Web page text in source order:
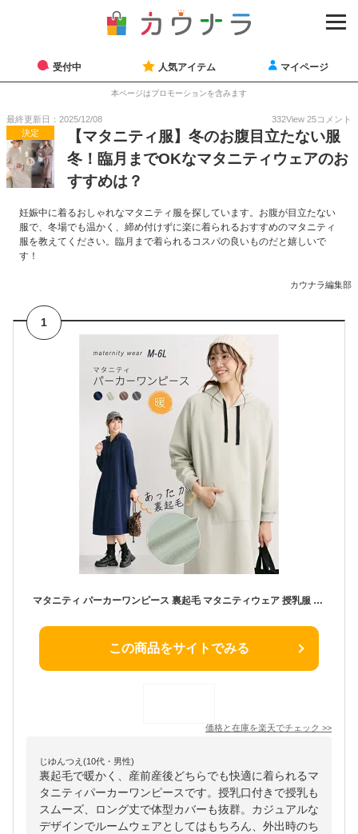
受付中 人気アイテム マイページ
本ページはプロモーションを含みます
最終更新日：2025/12/08 332View 25コメント
決定
【マタニティ服】冬のお腹目立たない服
冬！臨月までOKなマタニティウェアのお
すすめは？
妊娠中に着るおしゃれなマタニティ服を探しています。お腹が目立たない
服で、冬場でも温かく、締め付けずに楽に着られるおすすめのマタニティ
服を教えてください。臨月まで着られるコスパの良いものだと嬉しいで
す！
カウナラ編集部
1
マタニティ パーカーワンピース 裏起毛 マタニティウェア 授乳服 産前 産後 兼用 妊婦 妊娠 ママ ロング丈 ルームワンピース カジュアル 冬服 あったか フード M L LL 3L 4L 5L 6L ニッセン nissen
この商品をサイトでみる
価格と在庫を楽天でチェック >>
じゆんつえ(10代・男性)
裏起毛で暖かく、産前産後どちらでも快適に着られるマ
タニティパーカーワンピースです。授乳口付きで授乳も
スムーズ、ロング丈で体型カバーも抜群。カジュアルな
デザインでルームウェアとしてはもちろん、外出時のち